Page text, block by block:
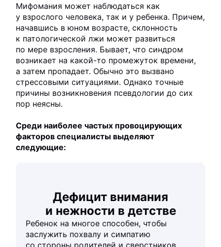
Мифомания может наблюдаться как
у взрослого человека, так и у ребенка. Причем,
начавшись в юном возрасте, склонность
к патологической лжи может развиться
по мере взросления. Бывает, что синдром
возникает на какой-то промежуток времени,
а затем пропадает. Обычно это вызвано
стрессовыми ситуациями. Однако точные
причины возникновения псевдологии до сих
пор неясны.
Среди наиболее частых провоцирующих
факторов специалисты выделяют
следующие:
Дефицит внимания
и нежности в детстве
Ребенок на многое способен, чтобы
заслужить похвалу и симпатию
со стороны родителей и сверстников.